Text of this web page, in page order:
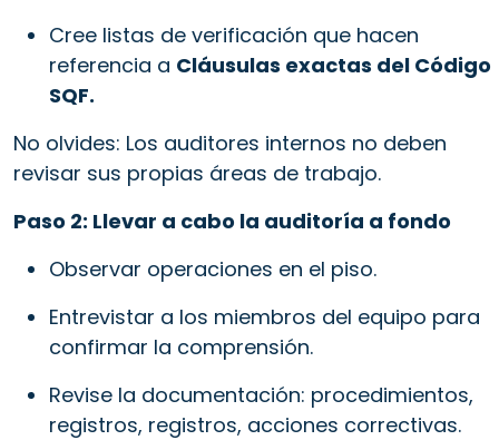
Cree listas de verificación que hacen
referencia a Cláusulas exactas del Código
SQF.
No olvides: Los auditores internos no deben
revisar sus propias áreas de trabajo.
Paso 2: Llevar a cabo la auditoría a fondo
Observar operaciones en el piso.
Entrevistar a los miembros del equipo para
confirmar la comprensión.
Revise la documentación: procedimientos,
registros, registros, acciones correctivas.